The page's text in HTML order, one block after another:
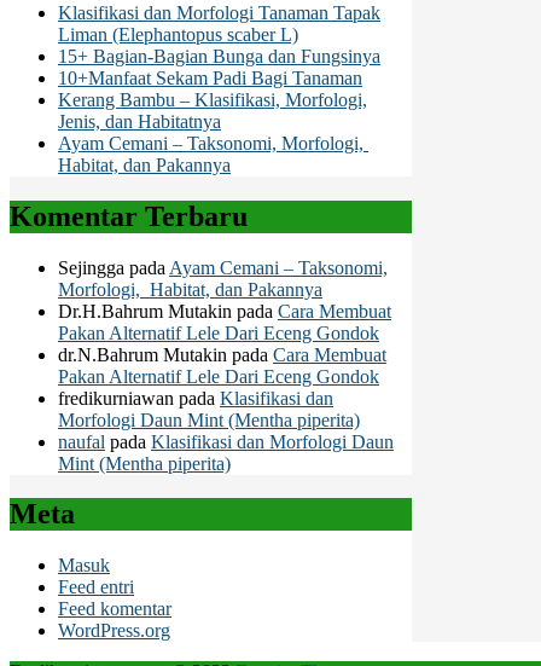
Klasifikasi dan Morfologi Tanaman Tapak
Liman (Elephantopus scaber L)
15+ Bagian-Bagian Bunga dan Fungsinya
10+Manfaat Sekam Padi Bagi Tanaman
Kerang Bambu – Klasifikasi, Morfologi,
Jenis, dan Habitatnya
Ayam Cemani – Taksonomi, Morfologi,
Habitat, dan Pakannya
Komentar Terbaru
Sejingga pada Ayam Cemani – Taksonomi,
Morfologi, Habitat, dan Pakannya
Dr.H.Bahrum Mutakin pada Cara Membuat
Pakan Alternatif Lele Dari Eceng Gondok
dr.N.Bahrum Mutakin pada Cara Membuat
Pakan Alternatif Lele Dari Eceng Gondok
fredikurniawan pada Klasifikasi dan
Morfologi Daun Mint (Mentha piperita)
naufal pada Klasifikasi dan Morfologi Daun
Mint (Mentha piperita)
Meta
Masuk
Feed entri
Feed komentar
WordPress.org